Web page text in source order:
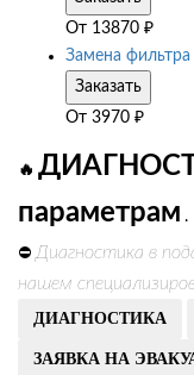
От 13870 ₽
Замена фильтра
Заказать
От 3970 ₽
🔥
параметрам .
⛔ Диагностика в
нашем
ДИАГНОСТИКА
ЗАЯВКА НА